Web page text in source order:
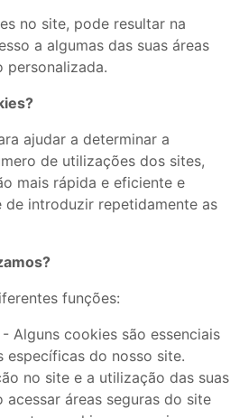
no site, pode resultar na
a algumas das suas áreas
personalizada.
ajudar a determinar a
de utilizações dos sites,
mais rápida e eficiente e
de introduzir repetidamente as
funções:
- Alguns cookies são essenciais
específicas do nosso site.
no site e a utilização das suas
áreas seguras do site